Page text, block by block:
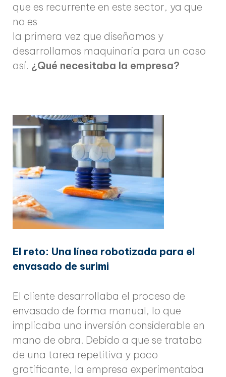
que es recurrente en este sector, ya que
no es
la primera vez que diseñamos y
desarrollamos maquinaria para un caso
así. ¿Qué necesitaba la empresa?
El reto: Una línea robotizada para el
envasado de surimi
El cliente desarrollaba el proceso de
envasado de forma manual, lo que
implicaba una inversión considerable en
mano de obra. Debido a que se trataba
de una tarea repetitiva y poco
gratificante, la empresa experimentaba